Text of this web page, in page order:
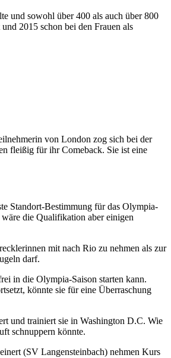
und sowohl über 400 als auch über 800
2015 schon bei den Frauen als
von London zog sich bei der
fleißig für ihr Comeback. Sie ist eine
Standort-Bestimmung für das Olympia-
die Qualifikation aber einigen
mit nach Rio zu nehmen als zur
darf.
in die Olympia-Saison starten kann.
könnte sie für eine Überraschung
und trainiert sie in Washington D.C. Wie
schnuppern könnte.
(SV Langensteinbach) nehmen Kurs